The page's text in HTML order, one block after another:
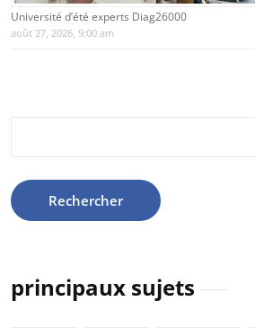
Université d’été experts Diag26000
août 27, 2026, 9:00 am
principaux sujets